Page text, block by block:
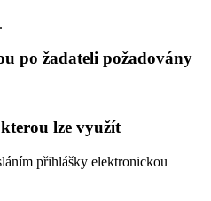
po žadateli požadovány
lze využít
přihlášky elektronickou